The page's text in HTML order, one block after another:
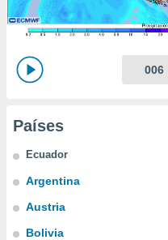
seguir
coste.
botón
a la
todas
ya sean
CONFIGURACIÓN
006
Países
Ecuador
Argentina
Austria
Bolivia